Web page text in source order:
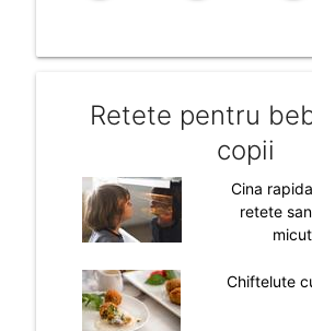
Retete pentru
copii
Cina
retete
Chiftelute